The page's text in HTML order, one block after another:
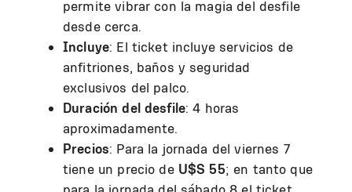
permite vibrar con la magia del desfile
desde cerca.
Incluye: El ticket incluye servicios de
anfitriones, baños y seguridad
exclusivos del palco.
Duración del desfile: 4 horas
aproximadamente.
Precios: Para la jornada del viernes 7
tiene un precio deU$S 55; en tanto que